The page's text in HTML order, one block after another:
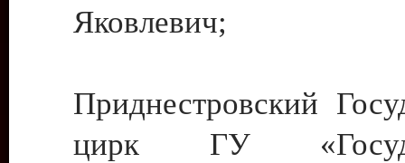
Яковлевич;
Приднестровский
цирк ГУ